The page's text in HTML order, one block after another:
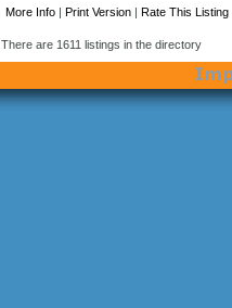
More Info | Print Version | Rate This Listing
There are 1611 listings in the directory